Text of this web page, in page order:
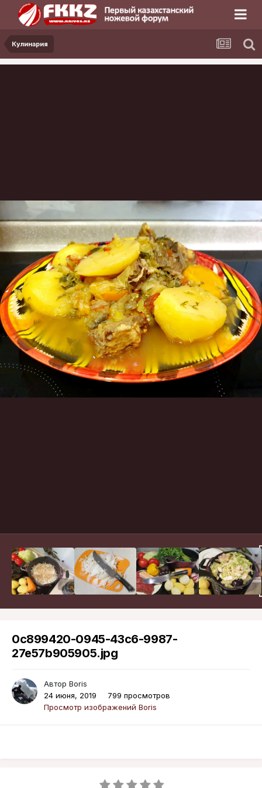
Кулинария
0c899420-0945-43c6-9987-
27e57b905905.jpg
Автор Boris
24 июня, 2019
799 просмотров
Просмотр изображений Boris